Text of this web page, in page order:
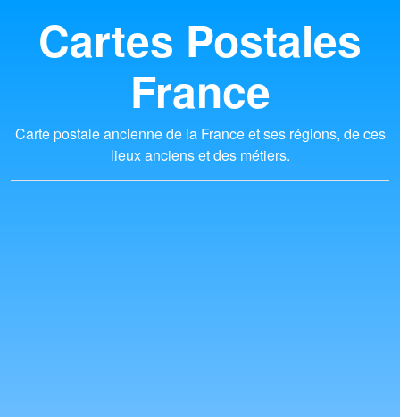
Cartes Postales
France
Carte postale ancienne de la France et ses régions, de ces
lieux anciens et des métiers.